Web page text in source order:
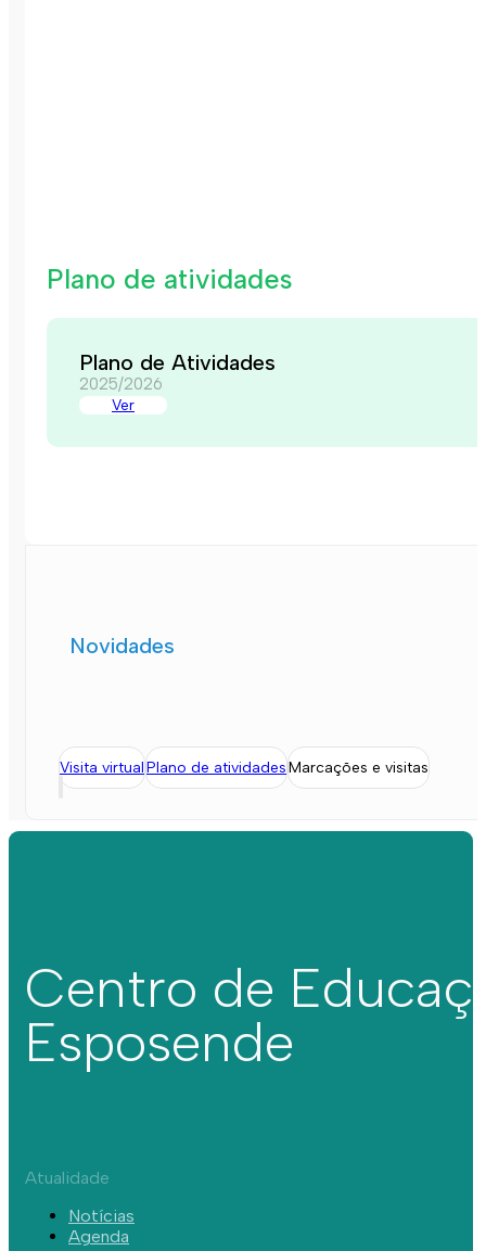
Plano de atividades
Plano de Atividades
2025/2026
Ver
Novidades
Visita virtualPlano de atividadesMarcações e visitas
Centro de
Esposende
Atualidade
Notícias
Agenda